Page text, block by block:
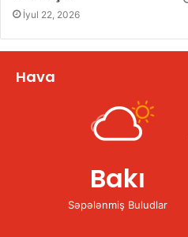
İyul 22, 2026
Hava
Bakı
Səpələnmiş Buludlar